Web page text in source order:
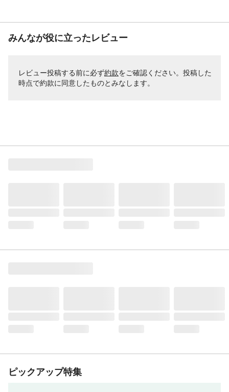
みんなが役に立ったレビュー
レビュー投稿する前に必ず約款をご確認ください。投稿した
時点で約款に同意したものとみなします。
ピックアップ特集